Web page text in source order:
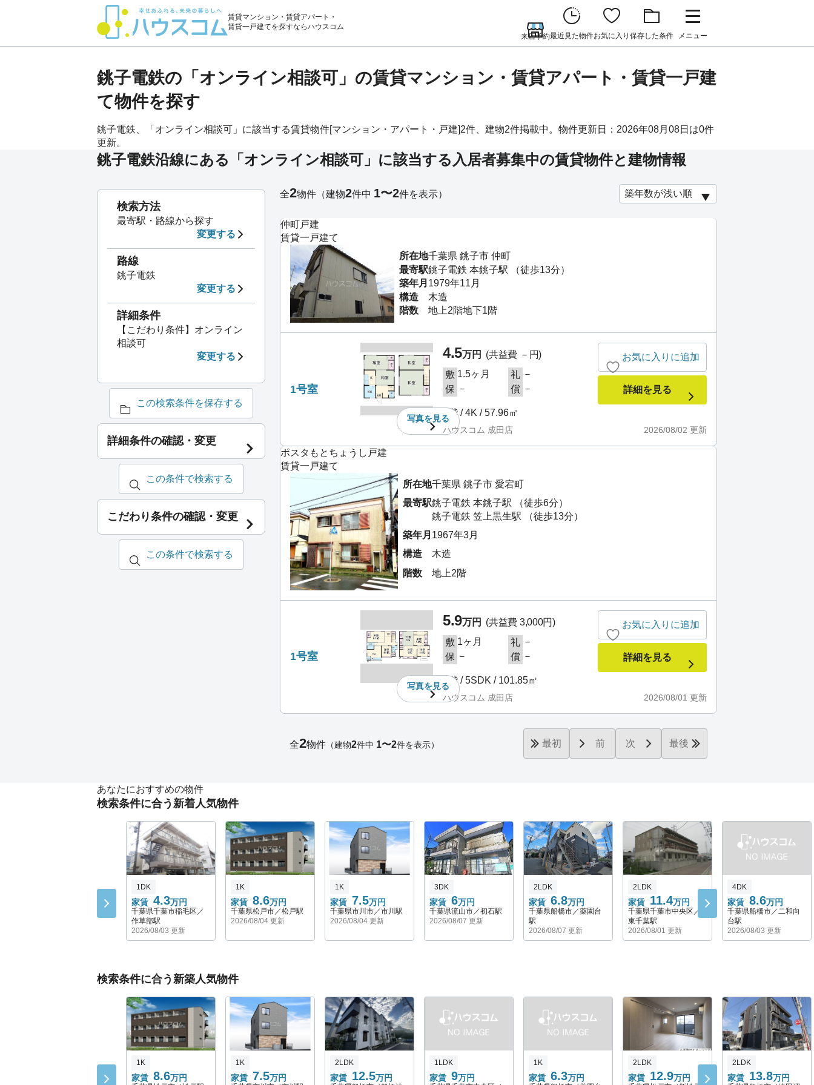
賃貸マンション・賃貸アパート・
賃貸一戸建てを探すならハウスコム
来店予約最近見た物件お気に入り 保存した条件 メニュー
銚子電鉄の「オンライン相談可」の賃貸マンション・賃貸アパート・賃貸一戸建
て物件を探す
銚子電鉄、「オンライン相談可」に該当する賃貸物件[マンション・アパート・戸建]2件、建物2件掲載中。物件更新日：2026年08月08日は0件
更新。
銚子電鉄沿線にある「オンライン相談可」に該当する入居者募集中の賃貸物件と建物情報
仲町戸建
賃貸一戸建て
所在地千葉県 銚子市 仲町
最寄駅銚子電鉄 本銚子駅 （徒歩13分）
築年月 1979年11月
構造
木造
階数
地上2階地下1階
1号室
写真を見る
4.5万円
(共益費 －円)
敷 1.5ヶ月 礼 －
保 － 償 －
1階 / 4K / 57.96㎡
2026/08/02 更新
ハウスコム 成田店
お気に入りに追加
詳細を見る
ポスタもとちょうし戸建
賃貸一戸建て
所在地千葉県 銚子市 愛宕町
最寄駅銚子電鉄 本銚子駅 （徒歩6分）
銚子電鉄 笠上黒生駅 （徒歩13分）
築年月 1967年3月
構造
木造
階数
地上2階
1号室
写真を見る
5.9万円
(共益費 3,000円)
敷 1ヶ月 礼 －
保 － 償 －
1階 / 5SDK / 101.85㎡
2026/08/01 更新
ハウスコム 成田店
お気に入りに追加
詳細を見る
全2物件 （建物2件中 1〜2件を表示）
検索方法
最寄駅・路線から探す
変更する
路線
銚子電鉄
変更する
詳細条件
【こだわり条件】オンライン
相談可
変更する
この検索条件を保存する
詳細条件の確認・変更
この条件で検索する
こだわり条件の確認・変更
この条件で検索する
全2物件 （建物2件中 1〜2件を表示） 最初 前 次 最後
あなたにおすすめの物件
検索条件に合う新着人気物件
1DK
家賃 4.3万円
千葉県千葉市稲毛区／
作草部駅
2026/08/03 更新
1K
家賃 8.6万円
千葉県松戸市／松戸駅
2026/08/04 更新
1K
家賃 7.5万円
千葉県市川市／市川駅
2026/08/04 更新
3DK
家賃 6万円
千葉県流山市／初石駅
2026/08/07 更新
2LDK
家賃 6.8万円
千葉県船橋市／薬園台
駅
2026/08/07 更新
2LDK
家賃 11.4万円
千葉県千葉市中央区／
東千葉駅
2026/08/01 更新
4DK
家賃 8.6万円
千葉県船橋市／二和向
台駅
2026/08/03 更新
検索条件に合う新築人気物件
1K
家賃 8.6万円
1K
家賃 7.5万円
2LDK
家賃 12.5万円
1LDK
家賃 9万円
1K
家賃 6.3万円
2LDK
家賃 12.9万円
2LDK
家賃 13.8万円